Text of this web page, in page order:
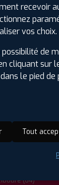
À
Bidart (64)
(64)
les-Bains (64)
(64)
recevoir
vos choix.
de
cliquant sur
le pied de
Tout